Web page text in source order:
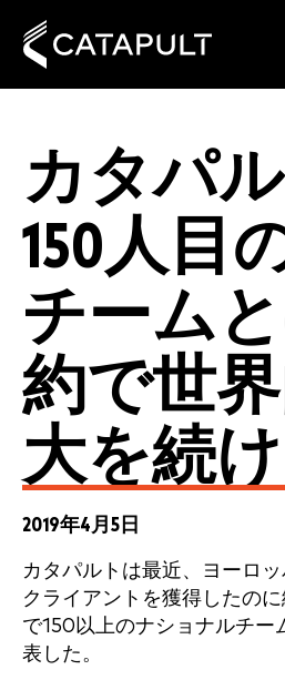
カタパル
150人目
チーム
約で世
大を続
2019年4月5日
カタパルトは最近、ヨーロ
クライアントを獲得したの
で150以上のナショナルチー
表した。